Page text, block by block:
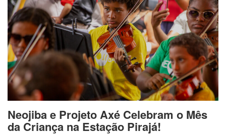
Neojiba e Projeto Axé Celebram o Mês
da Criança na Estação Pirajá!